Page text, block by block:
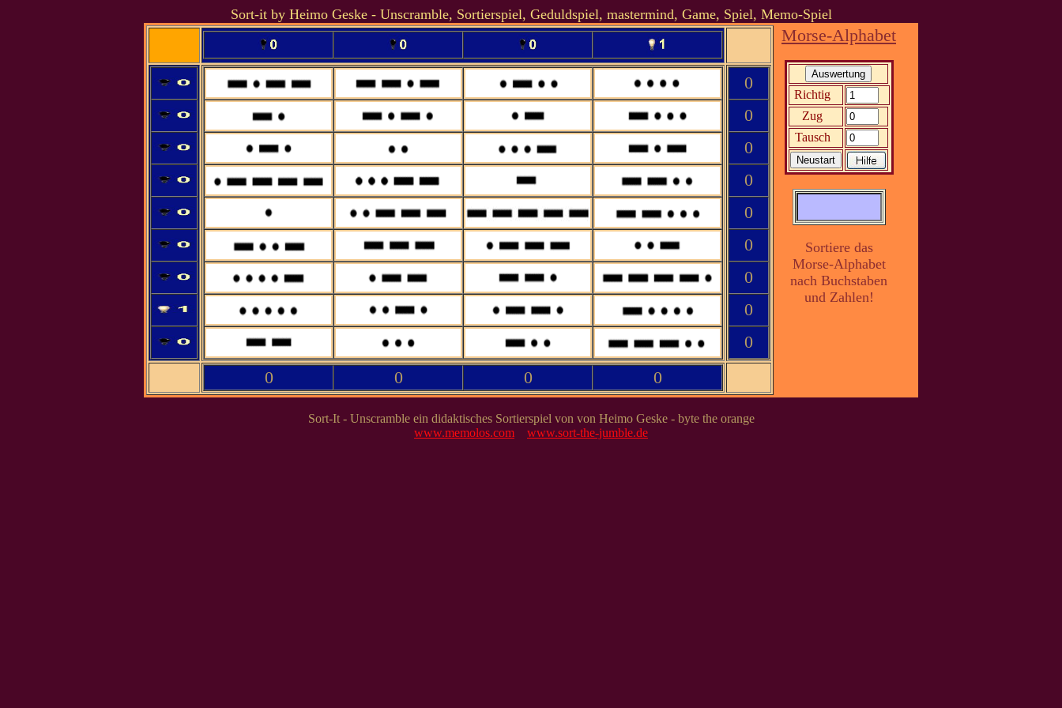
Sort-it by Heimo Geske - Unscramble, Sortierspiel, Geduldspiel, mastermind, Game, Spiel, Memo-Spiel
0
0
0
0
0
0
0
0
0
0
0 0 0
Morse-Alphabet
Richtig
Zug
Tausch
Sortiere das
Morse-Alphabet
nach Buchstaben
und Zahlen!
Sort-It - Unscramble ein didaktisches Sortierspiel von von Heimo Geske - byte the orange
www.memolos.com
www.sort-the-jumble.de